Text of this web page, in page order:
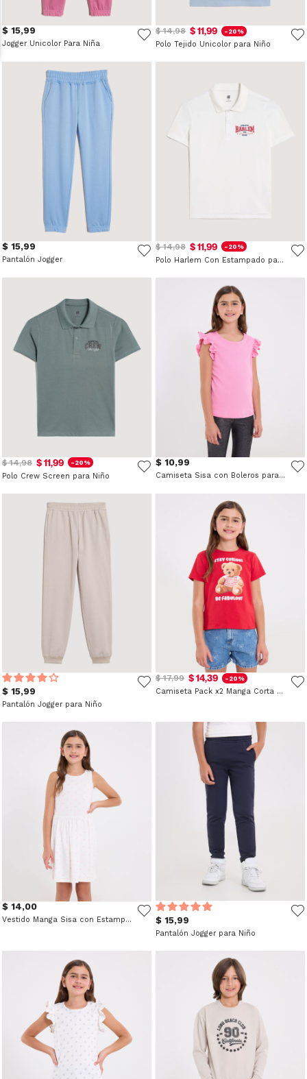
$ 15,99
Jogger Unicolor Para Niña
$ 14,98 $ 11,99 -20%
Polo Tejido Unicolor para Niño
$ 15,99
Pantalón Jogger
$ 14,98 $ 11,99 -20%
Polo Harlem Con Estampado para Niño
$ 14,98 $ 11,99 -20%
Polo Crew Screen para Niño
$ 10,99
Camiseta Sisa con Boleros para Niña
$ 15,99
Pantalón Jogger para Niño
$ 17,99 $ 14,39 -20%
Camiseta Pack x2 Manga Corta para Niña
$ 14,00
Vestido Manga Sisa con Estampado $ 15,99
Pantalón Jogger para Niño